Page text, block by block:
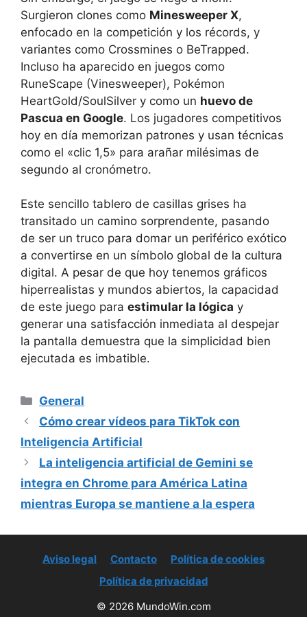
Surgieron clones como Minesweeper X,
enfocado en la competición y los récords, y
variantes como Crossmines o BeTrapped.
Incluso ha aparecido en juegos como
RuneScape (Vinesweeper), Pokémon
HeartGold/SoulSilver y como un huevo de
Pascua en Google. Los jugadores competitivos
hoy en día memorizan patrones y usan técnicas
como el «clic 1,5» para arañar milésimas de
segundo al cronómetro.
Este sencillo tablero de casillas grises ha
transitado un camino sorprendente, pasando
de ser un truco para domar un periférico exótico
a convertirse en un símbolo global de la cultura
digital. A pesar de que hoy tenemos gráficos
hiperrealistas y mundos abiertos, la capacidad
de este juego para estimular la lógica y
generar una satisfacción inmediata al despejar
la pantalla demuestra que la simplicidad bien
ejecutada es imbatible.
Categorías
General
Cómo crear vídeos para TikTok con
Inteligencia Artificial
La inteligencia artificial de Gemini se
integra en Chrome para América Latina
mientras Europa se mantiene a la espera
Aviso legal Contacto
Política de cookies
Política de privacidad
© 2026 MundoWin.com